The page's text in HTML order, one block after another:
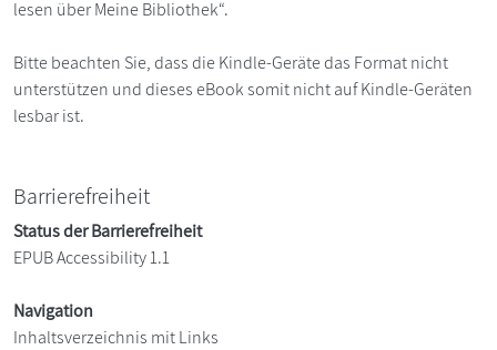
lesen über Meine Bibliothek“.
Bitte beachten Sie, dass die Kindle-Geräte das Format nicht
unterstützen und dieses eBook somit nicht auf Kindle-Geräten
lesbar ist.
Barrierefreiheit
Status der Barrierefreiheit
EPUB Accessibility 1.1
Navigation
Inhaltsverzeichnis mit Links